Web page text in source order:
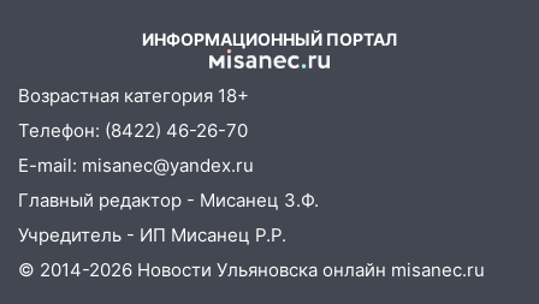
Ульяновский алиментщик накопил
11:49 Снят режим «Ракетная
опасность» на территории Ульяновской
области
11:30
Кабмин РФ разрешил до 1 июля
2027 года импорт, выпуск и обращение
бензина Евро 2, Евро 3, Евро 4
ИНФОРМАЦИОННЫЙ ПОРТАЛ
Возрастная категория 18+
Телефон: (8422) 46-26-70
E-mail: misanec@yandex.ru
Главный редактор - Мисанец З.Ф.
Учредитель - ИП Мисанец Р.Р.
© 2014-2026 Новости Ульяновска онлайн misanec.ru